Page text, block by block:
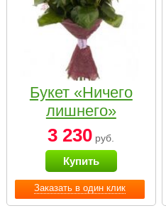
Заказать в один клик
Букет «Ничего
лишнего»
3 230 руб.
Купить